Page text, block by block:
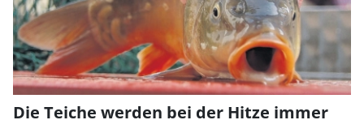
Die Teiche werden bei der Hitze immer